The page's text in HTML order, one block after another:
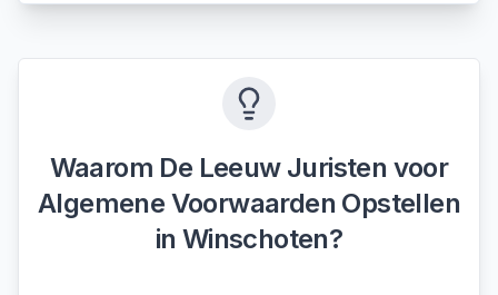
Waarom De Leeuw Juristen voor
Algemene Voorwaarden Opstellen
in Winschoten?